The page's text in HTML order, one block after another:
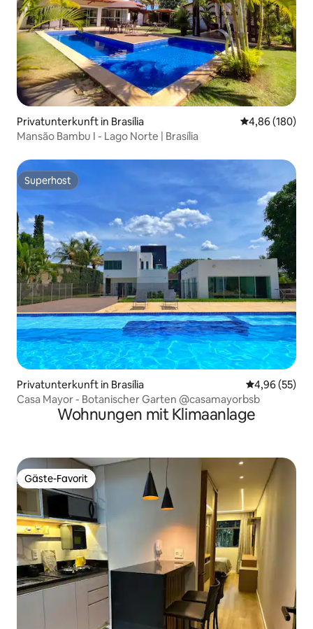
Privatunterkunft in Brasília
4,86 (180)
Mansão Bambu I - Lago Norte | Brasília
Superhost
Superhost
Privatunterkunft in Brasília
4,96 (55)
Casa Mayor - Botanischer Garten @casamayorbsb
Wohnungen mit Klimaanlage
Gäste-Favorit
Gäste-Favorit